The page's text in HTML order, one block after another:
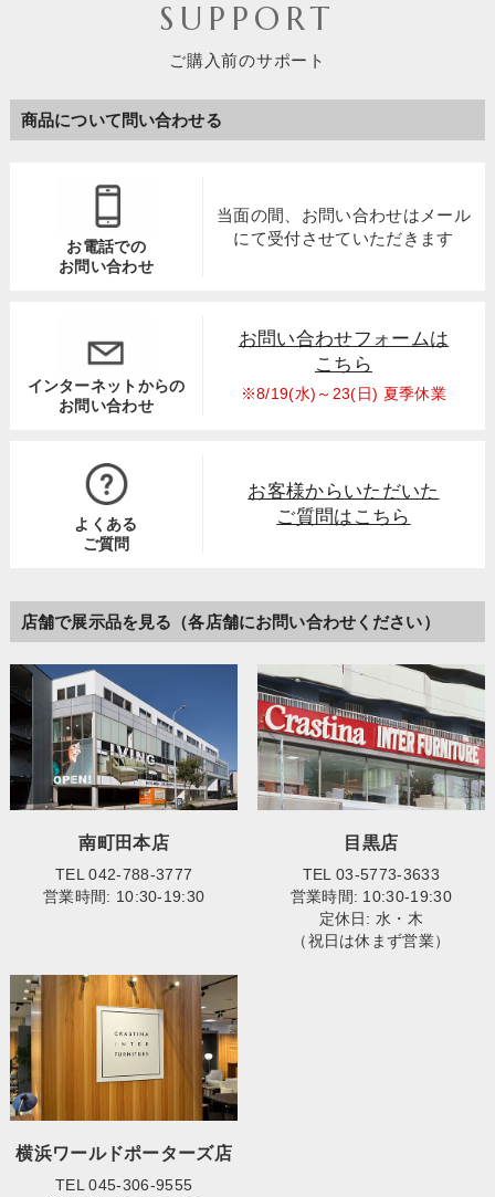
SUPPORT
ご購入前のサポート
商品について問い合わせる
お電話での
お問い合わせ
当面の間、お問い合わせは メール
にて受付させていただきます
インターネットからの
お問い合わせ
お問い合わせフォームは
こちら
※8/19(水)～23(日) 夏季休業
よくある
ご質問
お客様からいただいた
ご質問はこちら
店舗で展示品を見る（各店舗にお問い合わせください）
南町田本店
TEL 042-788-3777
営業時間: 10:30-19:30
目黒店
TEL 03-5773-3633
営業時間: 10:30-19:30
定休日: 水・木
（祝日は休まず営業）
横浜ワールドポーターズ店
TEL 045-306-9555